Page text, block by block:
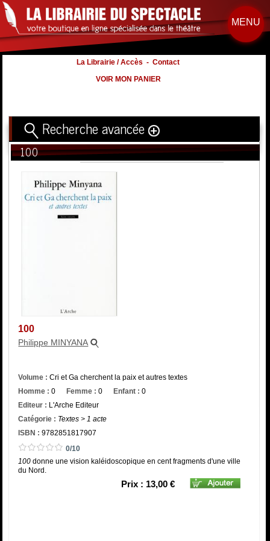
MENU
La Librairie / Accès -Contact
VOIR MON PANIER
Recherche avancée
Titre
Auteur
Éditeur
100
100
Philippe MINYANA
Volume : Cri et Ga cherchent la paix et autres textes
Homme : 0 Femme : 0 Enfant : 0
Editeur : L'Arche Editeur
Catégorie : Textes > 1 acte
ISBN : 9782851817907
0/10
100 donne une vision kaléidoscopique en cent fragments d'une ville
du Nord.
Prix : 13,00 €